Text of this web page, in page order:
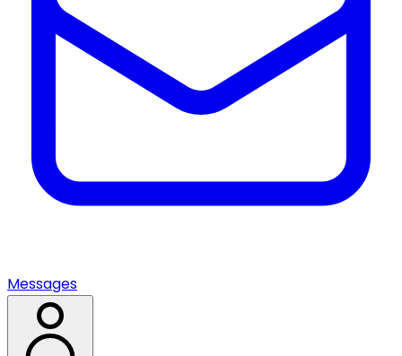
Messages